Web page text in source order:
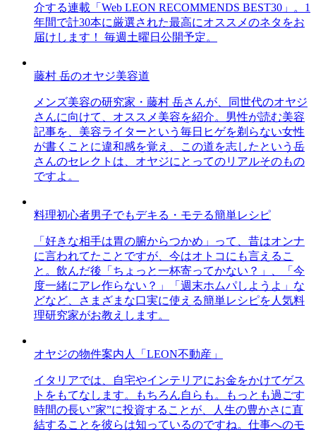
介する連載「Web LEON RECOMMENDS BEST30」。1
年間で計30本に厳選された最高にオススメのネタをお
届けします！ 毎週土曜日公開予定。
藤村 岳のオヤジ美容道
メンズ美容の研究家・藤村 岳さんが、同世代のオヤジ
さんに向けて、オススメ美容を紹介。男性が読む美容
記事を、美容ライターという毎日ヒゲを剃らない女性
が書くことに違和感を覚え、この道を志したという岳
さんのセレクトは、オヤジにとってのリアルそのもの
ですよ。
料理初心者男子でもデキる・モテる簡単レシピ
「好きな相手は胃の腑からつかめ」って、昔はオンナ
に言われてたことですが、今はオトコにも言えるこ
と。飲んだ後「ちょっと一杯寄ってかない？」、「今
度一緒にアレ作らない？」「週末ホムパしようよ」な
どなど、さまざまな口実に使える簡単レシピを人気料
理研究家がお教えします。
オヤジの物件案内人「LEON不動産」
イタリアでは、自宅やインテリアにお金をかけてゲス
トをもてなします。もちろん自らも。もっとも過ごす
時間の長い”家”に投資することが、人生の豊かさに直
結することを彼らは知っているのですね。仕事へのモ